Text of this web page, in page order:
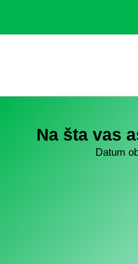
Na šta vas
Datum